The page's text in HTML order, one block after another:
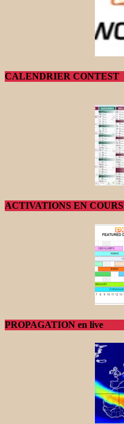
CALENDRIER CONTEST
ACTIVATIONS EN COURS
PROPAGATION en live